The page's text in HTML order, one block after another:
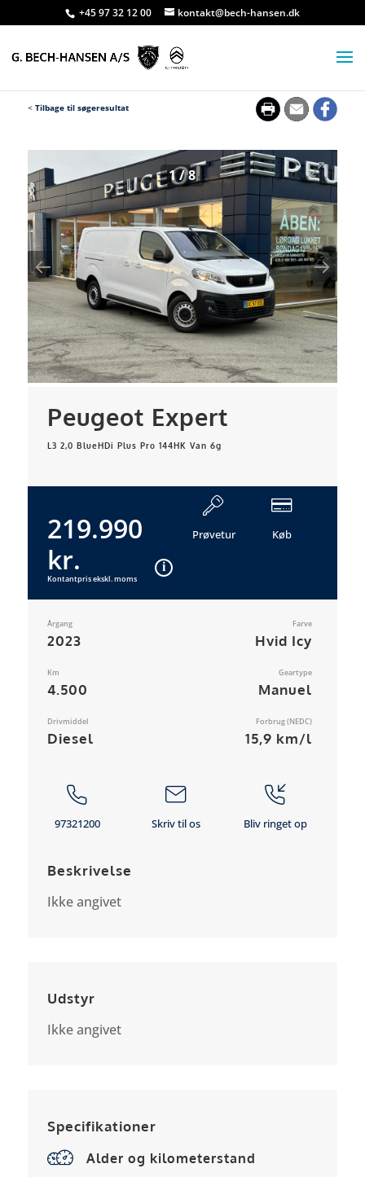
+45 97 32 12 00 kontakt@bech-hansen.dk
< Tilbage til søgeresultat
1/8
Peugeot Expert
L3 2,0 BlueHDi Plus Pro 144HK Van 6g
219.990
kr.
Kontantpris ekskl. moms
Prøvetur Køb
Årgang
2023
Farve
Hvid Icy
Km
4.500
Geartype
Manuel
Drivmiddel
Diesel
Forbrug (NEDC)
15,9 km/l
97321200 Skriv til os Bliv ringet op
Beskrivelse
Ikke angivet
Udstyr
Ikke angivet
Specifikationer
Alder og kilometerstand